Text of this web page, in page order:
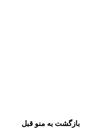
بازگشت به منو قبل